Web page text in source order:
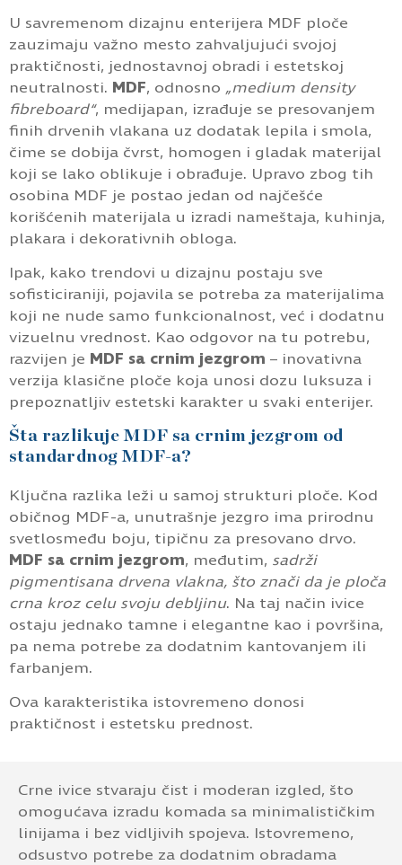
U savremenom dizajnu enterijera MDF ploče
zauzimaju važno mesto zahvaljujući svojoj
praktičnosti, jednostavnoj obradi i estetskoj
neutralnosti. MDF, odnosno „medium density
fibreboard“, medijapan, izrađuje se presovanjem
finih drvenih vlakana uz dodatak lepila i smola,
čime se dobija čvrst, homogen i gladak materijal
koji se lako oblikuje i obrađuje. Upravo zbog tih
osobina MDF je postao jedan od najčešće
korišćenih materijala u izradi nameštaja, kuhinja,
plakara i dekorativnih obloga.
Ipak, kako trendovi u dizajnu postaju sve
sofisticiraniji, pojavila se potreba za materijalima
koji ne nude samo funkcionalnost, već i dodatnu
vizuelnu vrednost. Kao odgovor na tu potrebu,
razvijen je MDF sa crnim jezgrom – inovativna
verzija klasične ploče koja unosi dozu luksuza i
prepoznatljiv estetski karakter u svaki enterijer.
Šta razlikuje MDF sa crnim jezgrom od
standardnog MDF-a?
Ključna razlika leži u samoj strukturi ploče. Kod
običnog MDF-a, unutrašnje jezgro ima prirodnu
svetlosmeđu boju, tipičnu za presovano drvo.
MDF sa crnim jezgrom, međutim, sadrži
pigmentisana drvena vlakna, što znači da je ploča
crna kroz celu svoju debljinu. Na taj način ivice
ostaju jednako tamne i elegantne kao i površina,
pa nema potrebe za dodatnim kantovanjem ili
farbanjem.
Ova karakteristika istovremeno donosi
praktičnost i estetsku prednost.
Crne ivice stvaraju čist i moderan izgled, što
omogućava izradu komada sa minimalističkim
linijama i bez vidljivih spojeva. Istovremeno,
odsustvo potrebe za dodatnim obradama